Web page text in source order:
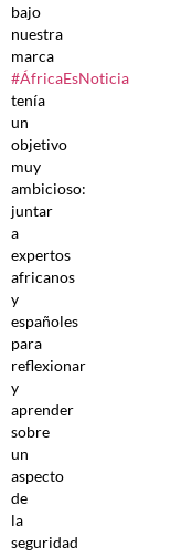
bajo
nuestra
marca
#ÁfricaEsNoticia
tenía
un
objetivo
muy
ambicioso:
juntar
a
expertos
africanos
y
españoles
para
reflexionar
y
aprender
sobre
un
aspecto
de
la
seguridad